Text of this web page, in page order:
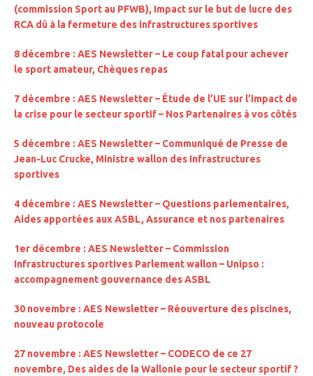
(commission Sport au PFWB), Impact sur le but de lucre des
RCA dû à la fermeture des infrastructures sportives
8 décembre : AES Newsletter – Le coup fatal pour achever
le sport amateur, Chèques repas
7 décembre : AES Newsletter – Étude de l’UE sur l’impact de
la crise pour le secteur sportif – Nos Partenaires à vos côtés
5 décembre : AES Newsletter – Communiqué de Presse de
Jean-Luc Crucke, Ministre wallon des Infrastructures
sportives
4 décembre : AES Newsletter – Questions parlementaires,
Aides apportées aux ASBL, Assurance et nos partenaires
1er décembre : AES Newsletter – Commission
Infrastructures sportives Parlement wallon – Unipso :
accompagnement gouvernance des ASBL
30 novembre : AES Newsletter – Réouverture des piscines,
nouveau protocole
27 novembre : AES Newsletter– CODECO de ce 27
novembre, Des aides de la Wallonie pour le secteur sportif ?